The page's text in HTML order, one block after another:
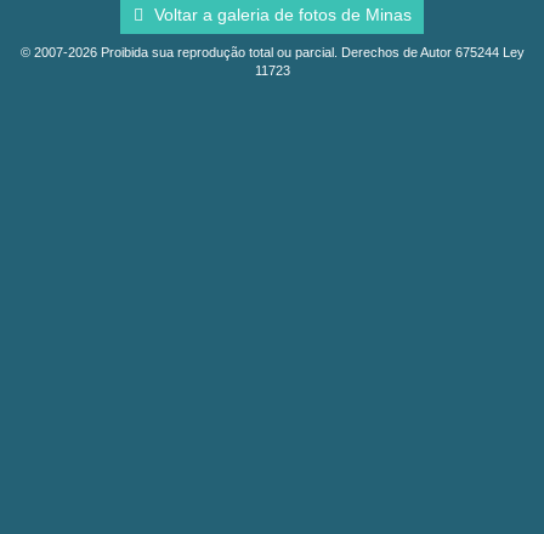
Voltar a galeria de fotos de Minas
© 2007-2026 Proibida sua reprodução total ou parcial. Derechos de Autor 675244 Ley
11723